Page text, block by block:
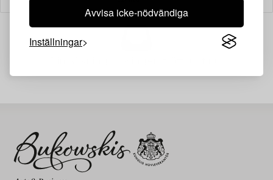
Avvisa icke-nödvändiga
Inställningar